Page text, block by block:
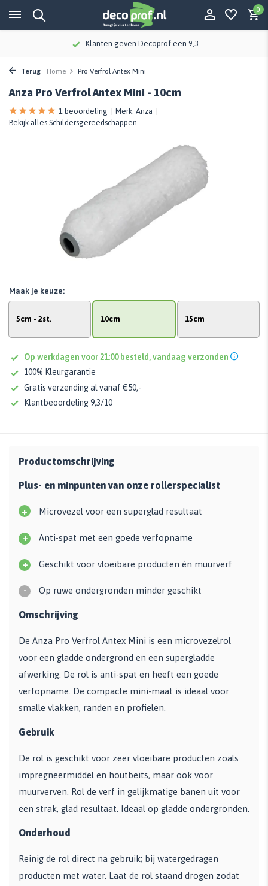
0
Klanten geven Decoprof een 9,3
Terug Home Pro Verfrol Antex Mini
Anza Pro Verfrol Antex Mini - 10cm
1 beoordeling Merk: Anza
Bekijk alles Schildersgereedschappen
5cm - 2st. 10cm 15cm
Maak je keuze:
Op werkdagen voor 21:00 besteld, vandaag verzonden
100% Kleurgarantie
Gratis verzending al vanaf €50,-
Klantbeoordeling 9,3/10
Productomschrijving
Plus- en minpunten van onze rollerspecialist
+ Microvezel voor een superglad resultaat
+ Anti-spat met een goede verfopname
+ Geschikt voor vloeibare producten én muurverf
- Op ruwe ondergronden minder geschikt
Omschrijving
De Anza Pro Verfrol Antex Mini is een microvezelrol
voor een gladde ondergrond en een supergladde
afwerking. De rol is anti-spat en heeft een goede
verfopname. De compacte mini-maat is ideaal voor
smalle vlakken, randen en profielen.
Gebruik
De rol is geschikt voor zeer vloeibare producten zoals
impregneermiddel en houtbeits, maar ook voor
muurverven. Rol de verf in gelijkmatige banen uit voor
een strak, glad resultaat. Ideaal op gladde ondergronden.
Onderhoud
Reinig de rol direct na gebruik; bij watergedragen
producten met water. Laat de rol staand drogen zodat